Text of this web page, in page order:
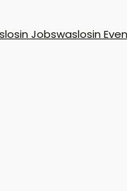
Jobswaslosin